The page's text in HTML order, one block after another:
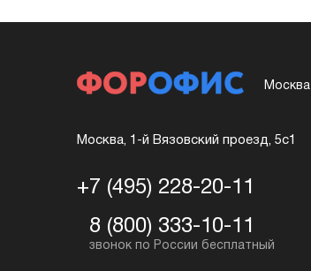
Москва
Москва, 1-й Вязовский проезд, 5с1
+7 (495) 228-20-11
8 (800) 333-10-11